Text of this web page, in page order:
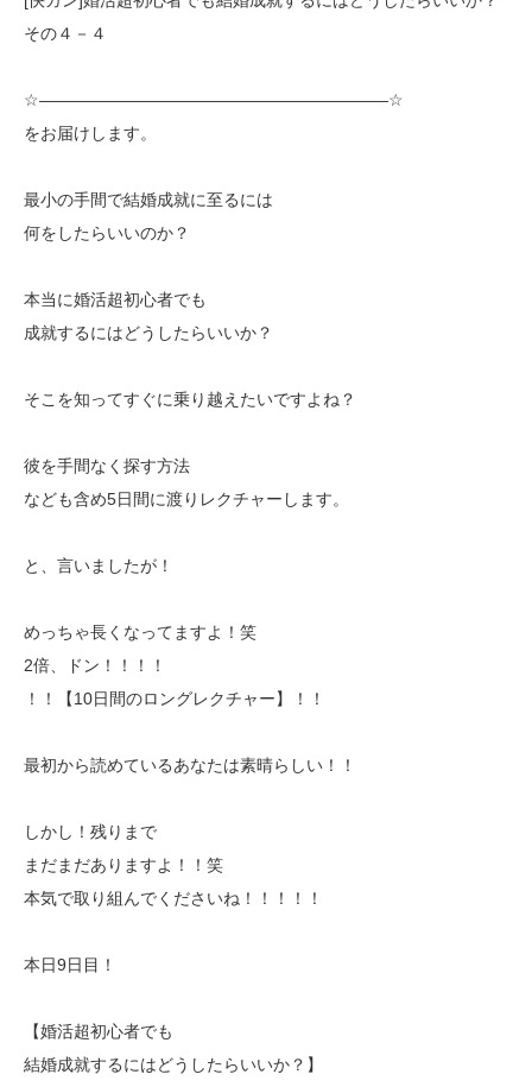
その４－４
☆―――――――――――――――――――――☆
をお届けします。
最小の手間で結婚成就に至るには
何をしたらいいのか？
本当に婚活超初心者でも
成就するにはどうしたらいいか？
そこを知ってすぐに乗り越えたいですよね？
彼を手間なく探す方法
なども含め5日間に渡りレクチャーします。
と、言いましたが！
めっちゃ長くなってますよ！笑
2倍、ドン！！！！
！！【10日間のロングレクチャー】！！
最初から読めているあなたは素晴らしい！！
しかし！残りまで
まだまだありますよ！！笑
本気で取り組んでくださいね！！！！！
本日9日目！
【婚活超初心者でも
結婚成就するにはどうしたらいいか？】